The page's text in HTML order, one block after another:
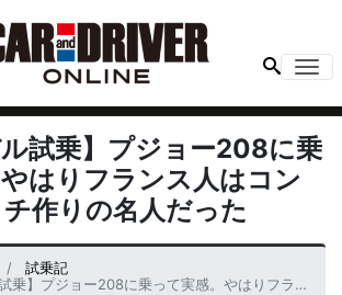
ル試乗】プジョー208に乗
はりフランス人はコン
作りの名人だった
試乗記
ョー208に乗って実感。やはりフランス人はコンパクトハッチ作りの名人だった